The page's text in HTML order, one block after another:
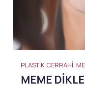
PLASTIK CERRAHI,
MEME